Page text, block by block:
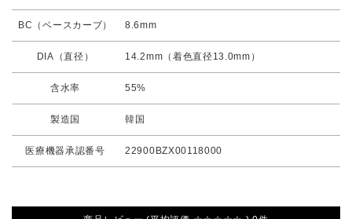
BC（ベースカーブ） 8.6mm
DIA（直径） 14.2mm（着色直径13.0mm）
含水率 55%
製造国 韓国
医療機器承認番号 22900BZX00118000